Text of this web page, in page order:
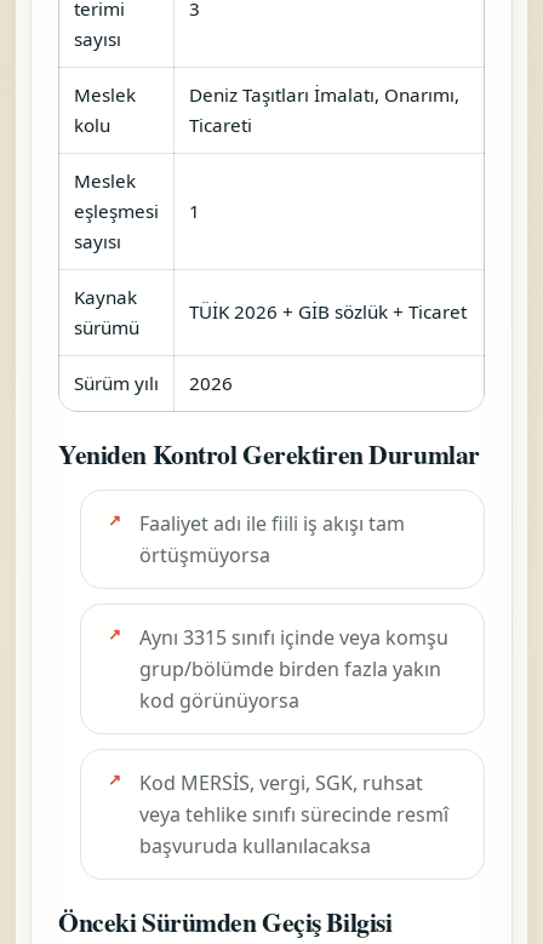
terimi
sayısı
3
Meslek
kolu
Deniz Taşıtları İmalatı, Onarımı,
Ticareti
Meslek
eşleşmesi
sayısı
1
Kaynak
sürümü
TÜİK 2026 + GİB sözlük + Ticaret
Sürüm yılı 2026
Yeniden Kontrol Gerektiren Durumlar
Faaliyet adı ile fiili iş akışı tam
örtüşmüyorsa
Aynı 3315 sınıfı içinde veya komşu
grup/bölümde birden fazla yakın
kod görünüyorsa
Kod MERSİS, vergi, SGK, ruhsat
veya tehlike sınıfı sürecinde resmî
başvuruda kullanılacaksa
Önceki Sürümden Geçiş Bilgisi